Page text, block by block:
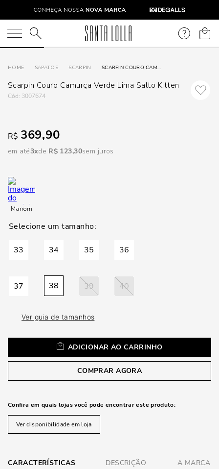
O que você está procurando?
SAPATOS SCARPIN SCARPIN COURO CAMURÇA VERDE LIMA SALTO KITTEN
Scarpin Couro Camurça Verde Lima Salto Kitten
: 3007674
R$ 369,90
em até3 R$ 123,30sem juros
Marrom
33 34 35 36
37 38 39 40
Ver guia de tamanhos
ADICIONAR AO CARRINHO
COMPRAR AGORA
Confira em quais lojas você pode encontrar este produto:
Ver disponibilidade em loja
CARACTERÍSTICAS DESCRIÇÃO A MARCA